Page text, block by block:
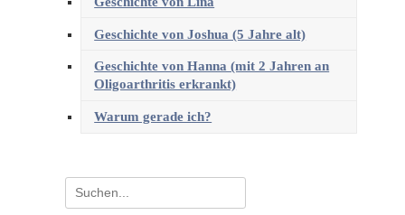
Geschichte von Joshua (5 Jahre alt)
Geschichte von Hanna (mit 2 Jahren an
Oligoarthritis erkrankt)
Warum gerade ich?
Suchen
nach: